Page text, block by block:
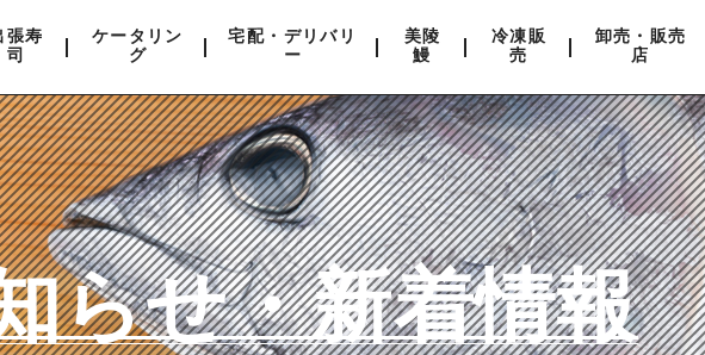
張寿
司
ケータリン
グ
宅配・デリバリ
ー
美陵
鰻
冷凍販
売
卸売・販売
店
らせ・新着情報